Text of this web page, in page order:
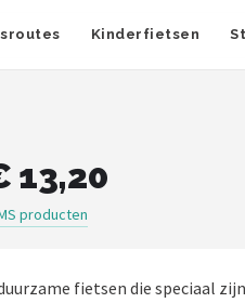
Kinderfietsen
13,20
producten
fietsen die